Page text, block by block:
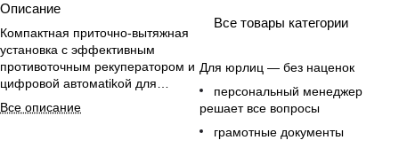
Описание
Компактная приточно-вытяжная
установка с эффективным
противоточным рекуператором и
цифровой автомatikой для
комфортного и экономичного
воздухообмена в больших
Все описание
Все товары категории
Для юрлиц — без наценок
персональный менеджер
решает все вопросы
грамотные документы